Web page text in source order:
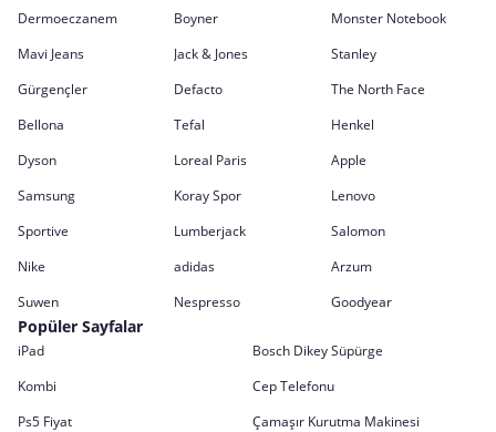
Dermoeczanem Boyner
Monster Notebook
Mavi Jeans
Jack & Jones
Stanley
Gürgençler
Defacto
The North Face
Bellona
Tefal
Henkel
Dyson
Loreal Paris
Apple
Samsung
Koray Spor
Lenovo
Sportive
Lumberjack
Salomon
Nike
adidas
Arzum
Suwen
Nespresso Goodyear
Popüler Sayfalar
iPad
Bosch Dikey Süpürge
Kombi
Cep Telefonu
Ps5 Fiyat
Çamaşır Kurutma Makinesi